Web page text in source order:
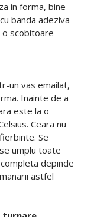
in forma, bine
banda adeziva
scobitoare
un vas emailat,
Inainte de a
este la o
Ceara nu
Se
umplu toate
depinde
astfel